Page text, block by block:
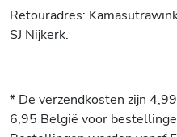
Retouradres:
SJ Nijkerk.
* De verzendkosten zijn
6,95 België voor